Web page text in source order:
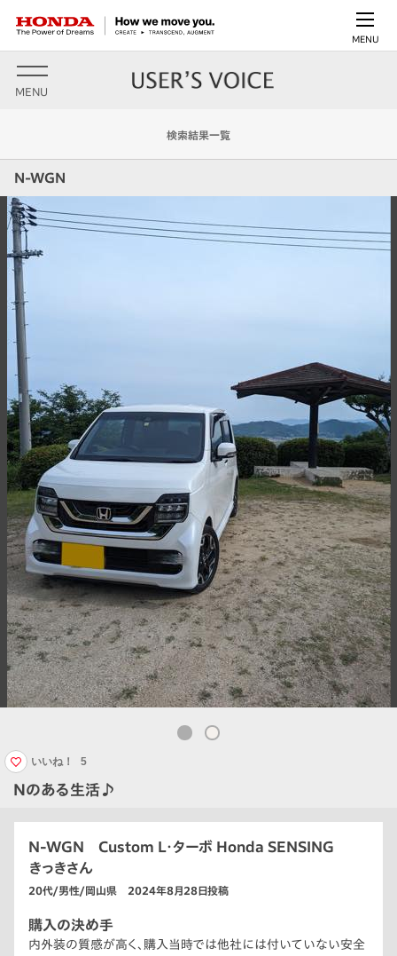
MENU
MENU
検索結果一覧
N-WGN
Nのある生活♪
いいね！ 5
N-WGN Custom L・ターボ Honda SENSING
きっきさん
20代/男性/岡山県 2024年8月28日投稿
購入の決め手
内外装の質感が高く、購入当時では他社には付いていない安全